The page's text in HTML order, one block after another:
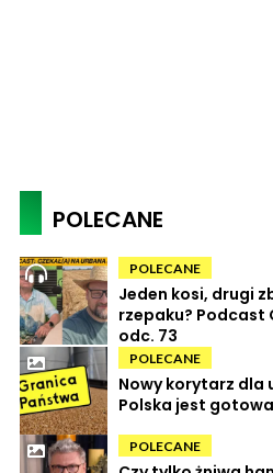
POLECANE
POLECANE
Jeden kosi, drugi
rzepaku? Podcast
odc. 73
POLECANE
Nowy korytarz dla
Polska jest
POLECANE